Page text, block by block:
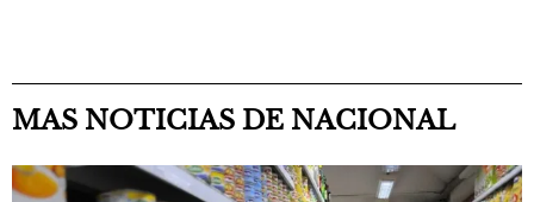
MAS NOTICIAS DE NACIONAL